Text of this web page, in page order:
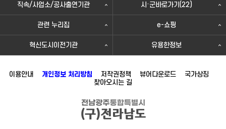
직속/사업소/공사출연기관 시·군바로가기(22)
관련 누리집 e-쇼핑
혁신도시이전기관 유용한정보
이용안내 개인정보 처리방침 저작권정책 뷰어다운로드
국가상징
찾아오시는 길